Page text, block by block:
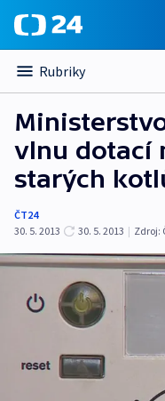
Rubriky
vlnu dotací
starých
ČT24
30. 5. 2013
30. 5. 2013 | Zdroj: